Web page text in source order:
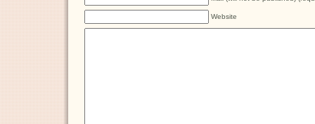
Website